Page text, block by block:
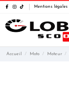
Mentions légales
Accueil Moto Moteur